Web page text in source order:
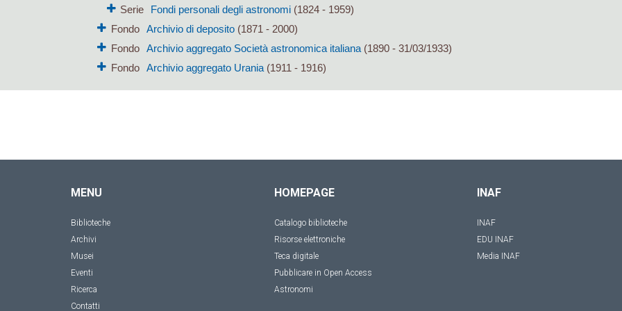
Serie
Fondi personali degli astronomi(1824 - 1959)
Fondo
Archivio di deposito(1871 - 2000)
Fondo
Archivio aggregato Società astronomica italiana(1890 - 31/03/1933)
Fondo
Archivio aggregato Urania(1911 - 1916)
MENU
Biblioteche
Archivi
Musei
Eventi
Ricerca
Contatti
HOMEPAGE
Catalogo biblioteche
Risorse elettroniche
Teca digitale
Pubblicare in Open Access
Astronomi
INAF
INAF
EDU INAF
Media INAF